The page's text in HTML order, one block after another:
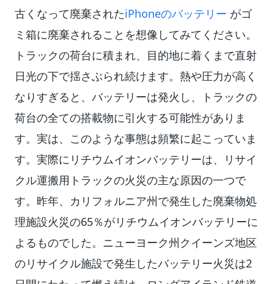
古くなって廃棄されたiPhoneのバッテリー がゴ
ミ箱に廃棄されることを想像してみてください。
トラックの荷台に積まれ、目的地に着くまで直射
日光の下で揺さぶられ続けます。熱や圧力が高く
なりすぎると、バッテリーは発火し、トラックの
荷台の全ての搭載物に引火する可能性がありま
す。実は、このような事態は頻繁に起こっていま
す。実際にリチウムイオンバッテリーは、リサイ
クル運搬用トラックの火災の主な原因の一つで
す。昨年、カリフォルニア州で発生した廃棄物処
理施設火災の65％がリチウムイオンバッテリーに
よるものでした。ニューヨーク州クイーンズ地区
のリサイクル施設で発生したバッテリー火災は2